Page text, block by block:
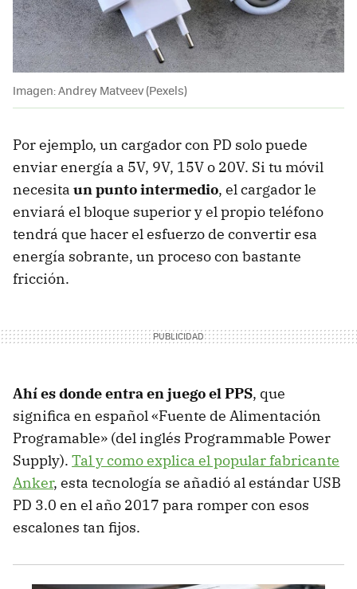
Imagen: Andrey Matveev (Pexels)
Por ejemplo, un cargador con PD solo puede
enviar energía a 5V, 9V, 15V o 20V. Si tu móvil
necesita un punto intermedio, el cargador le
enviará el bloque superior y el propio teléfono
tendrá que hacer el esfuerzo de convertir esa
energía sobrante, un proceso con bastante
fricción.
Ahí es donde entra en juego el PPS, que
significa en español «Fuente de Alimentación
Programable» (del inglés Programmable Power
Supply). Tal y como explica el popular fabricante
Anker, esta tecnología se añadió al estándar USB
PD 3.0 en el año 2017 para romper con esos
escalones tan fijos.